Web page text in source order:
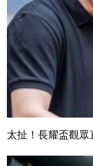
太扯！長耀盃觀